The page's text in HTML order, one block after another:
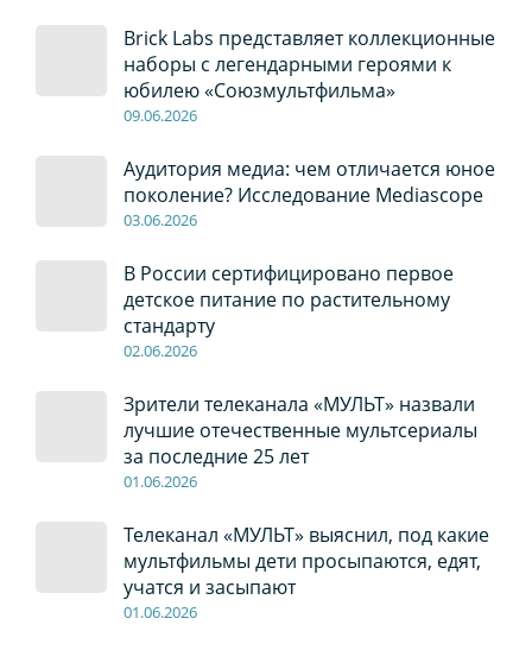
Brick Labs представляет коллекционные
наборы с легендарными героями к
юбилею «Союзмультфильма»
09.06.2026
Аудитория медиа: чем отличается юное
поколение? Исследование Mediascope
03.06.2026
В России сертифицировано первое
детское питание по растительному
стандарту
02.06.2026
Зрители телеканала «МУЛЬТ» назвали
лучшие отечественные мультсериалы
за последние 25 лет
01.06.2026
Телеканал «МУЛЬТ» выяснил, под какие
мультфильмы дети просыпаются, едят,
учатся и засыпают
01.06.2026